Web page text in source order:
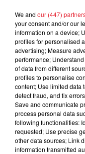
Tyla - Bliss
We and our (447)
your consent and/or our
information on a device;
profiles for personalised
advertising; Measure
performance;
of data from different
profiles to personalise
content; Use limited data
detect fraud, and fix
Save and communicate
process personal data
following functionalities:
requested; Use precise
other data sources; Link
information transmitted